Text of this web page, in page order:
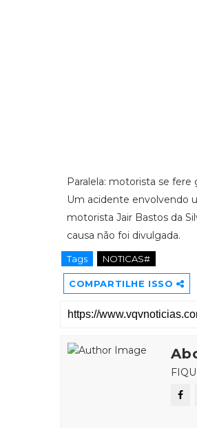
Paralela: motorista se fere
Um acidente envolvendo
motorista Jair Bastos da
causa não foi divulgada.
Tags NOTICAS#
COMPARTILHE ISSO